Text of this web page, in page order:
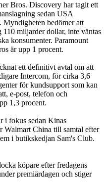
Bros. Discovery har tagit ett
sedan USA
Myndigheten bedömer att
miljarder dollar, inte väntas
konsumenter. Paramount
är upp 1 procent.
ett definitivt avtal om att
Intercom, för cirka 3,6
för kundsupport som kan
e-post, telefon och
1,3 procent.
i fokus sedan Kinas
Walmart China till samtal efter
i butikskedjan Sam's Club.
köpare efter fredagens
premiärdagen och stiger